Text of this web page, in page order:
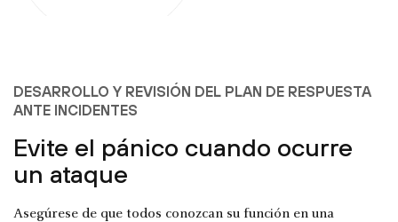
DESARROLLO Y REVISIÓN DEL PLAN DE RESPUESTA
ANTE INCIDENTES
Evite el pánico cuando ocurre
un ataque
Asegúrese de que todos conozcan su función en una